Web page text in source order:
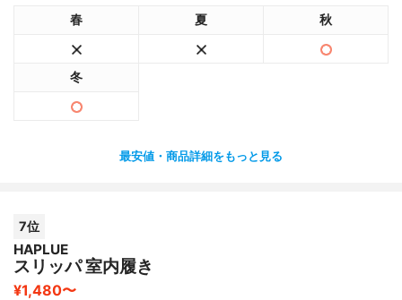
春 夏 秋
冬
最安値・商品詳細をもっと見る
7位
HAPLUE
スリッパ 室内履き
¥1,480〜